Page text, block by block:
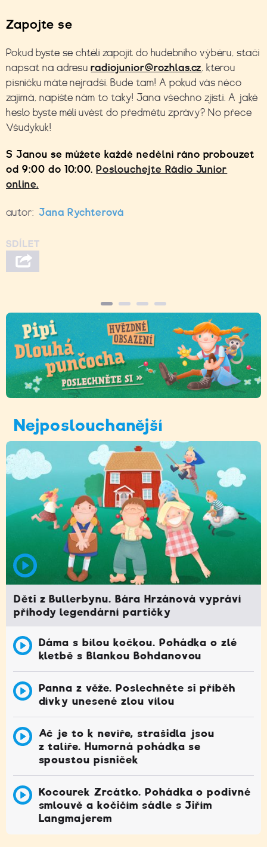
Zapojte se
Pokud byste se chtěli zapojit do hudebního výběru, stačí
napsat na adresuradiojunior@rozhlas.cz, kterou
písničku máte nejradši. Bude tam! A pokud vás něco
zajímá, napište nám to taky! Jana všechno zjistí. A jaké
heslo byste měli uvést do předmětu zprávy? No přece
Všudykuk!
S Janou se můžete každé nedělní ráno probouzet
od 9:00 do 10:00.Poslouchejte Rádio Junior
online.
autor: Jana Rychterová
Nejposlouchanější
Děti z Bullerbynu. Bára Hrzánová vypráví
příhody legendární partičky
Dáma s bílou kočkou. Pohádka o zlé
kletbě s Blankou Bohdanovou
Panna z věže. Poslechněte si příběh
dívky unesené zlou vílou
Ač je to k nevíře, strašidla jsou
z talíře. Humorná pohádka se
spoustou písniček
Kocourek Zrcátko. Pohádka o podivné
smlouvě a kočičím sádle s Jiřím
Langmajerem